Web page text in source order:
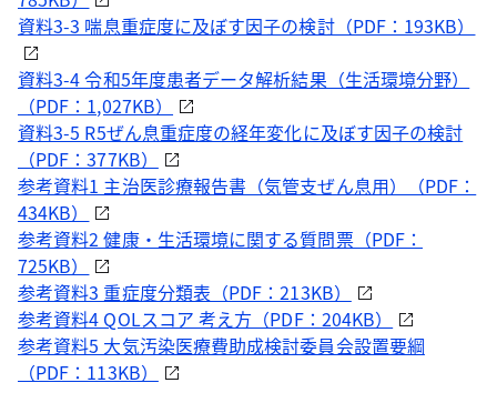
資料3-3 喘息重症度に及ぼす因子の検討（PDF：193KB）
資料3-4 令和5年度患者データ解析結果（生活環境分野）
（PDF：1,027KB）
資料3-5 R5ぜん息重症度の経年変化に及ぼす因子の検討
（PDF：377KB）
参考資料1 主治医診療報告書（気管支ぜん息用）（PDF：
434KB）
参考資料2 健康・生活環境に関する質問票（PDF：
725KB）
参考資料3 重症度分類表（PDF：213KB）
参考資料4 QOLスコア 考え方（PDF：204KB）
参考資料5 大気汚染医療費助成検討委員会設置要綱
（PDF：113KB）